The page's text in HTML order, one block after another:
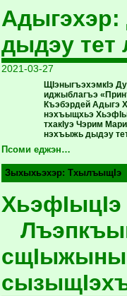
дыдэу тет
2021-03-27
ЩIэныгъэхэмкIэ
иджыблагъэ
Къэбэрдей Адыгэ
нэхъыщхьэ
тхакIуэ Чэрим
нэхъыжь дыдэу
Псоми еджэн…
Зыхыхьэхэр:ТхылъыщIэ
ХьэфIыцIэ